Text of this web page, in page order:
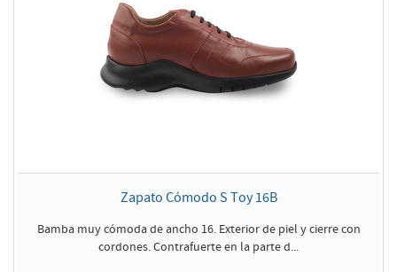
Zapato Cómodo S Toy 16B
Bamba muy cómoda de ancho 16. Exterior de piel y cierre con
cordones. Contrafuerte en la parte d...